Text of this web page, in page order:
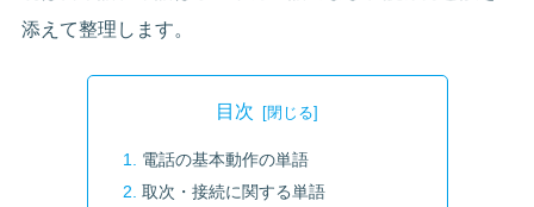
添えて整理します。
目次
電話の基本動作の単語
取次・接続に関する単語